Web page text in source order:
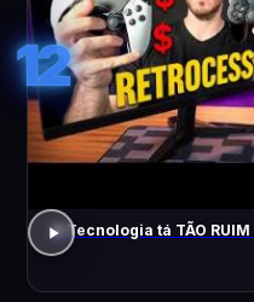
12
A Tecnologia tá TÃO RUIM